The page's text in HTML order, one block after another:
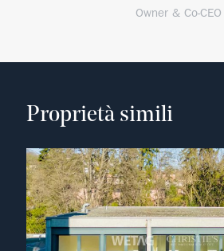
Owner & Co-CEO
Proprietà simili